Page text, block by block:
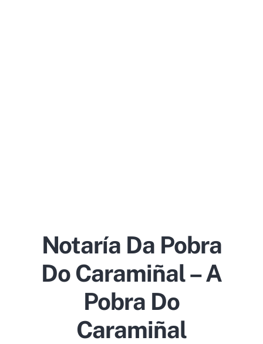
Notaría Da Pobra
Do Caramiñal – A
Pobra Do
Caramiñal